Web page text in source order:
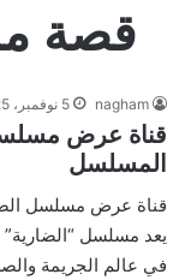
قصة
nagham 5 نوفمبر، 2025
قناة عرض
المسلسل
قناة عرض مسلسل
يعد مسلسل “الضارية”
في عالم الجريمة